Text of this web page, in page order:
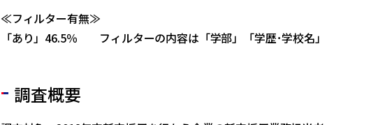
≪フィルター有無≫
「あり」46.5％ フィルターの内容は「学部」「学歴･学校名」
調査概要